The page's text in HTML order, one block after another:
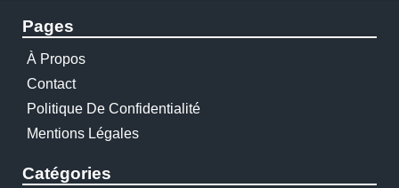
Pages
À Propos
Contact
Politique De Confidentialité
Mentions Légales
Catégories